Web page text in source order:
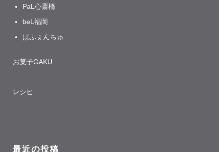
PaL心斎橋
beL福岡
ぱふぇんちゅ
お菓子GAKU
レシピ
最近の投稿